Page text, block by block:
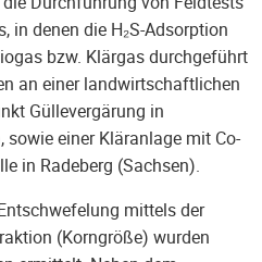
in denen die H₂S-Adsorption
bzw. Klärgas durchgeführt
an einer landwirtschaftlichen
Güllevergärung in
sowie einer Kläranlage mit Co-
in Radeberg (Sachsen).
mittels der
(Korngröße) wurden